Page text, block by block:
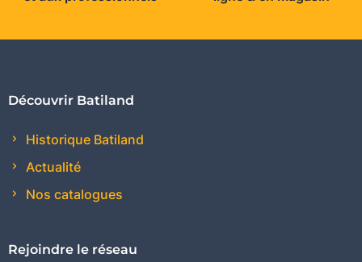
Découvrir Batiland
Historique Batiland
Actualité
Nos catalogues
Rejoindre le réseau